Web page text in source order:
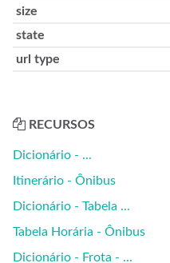
size
state
url type
RECURSOS
Dicionário - ...
Itinerário - Ônibus
Dicionário - Tabela ...
Tabela Horária - Ônibus
Dicionário - Frota - ...